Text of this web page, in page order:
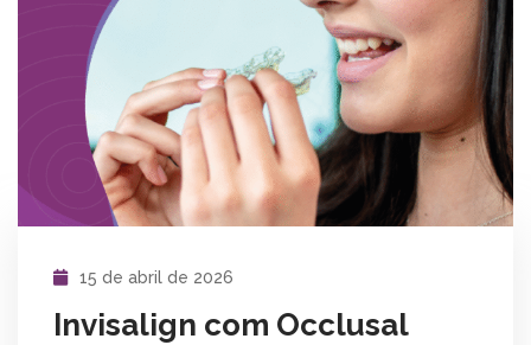
15 de abril de 2026
Invisalign com Occlusal